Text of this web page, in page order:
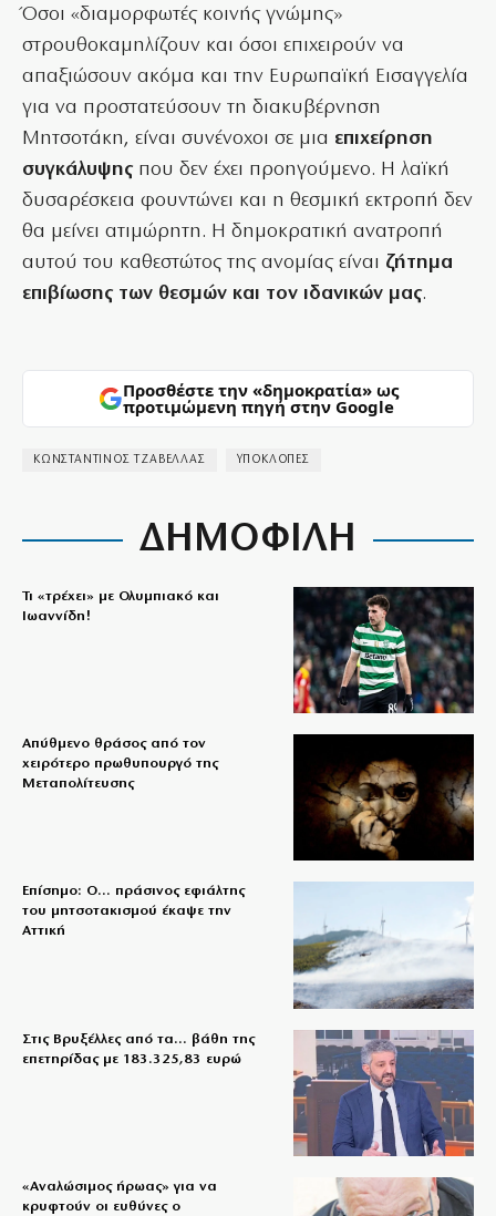
Όσοι «διαμορφωτές κοινής γνώμης»
στρουθοκαμηλίζουν και όσοι επιχειρούν να
απαξιώσουν ακόμα και την Ευρωπαϊκή Εισαγγελία
για να προστατεύσουν τη διακυβέρνηση
Μητσοτάκη, είναι συνένοχοι σε μια επιχείρηση
συγκάλυψης που δεν έχει προηγούμενο. Η λαϊκή
δυσαρέσκεια φουντώνει και η θεσμική εκτροπή δεν
θα μείνει ατιμώρητη. Η δημοκρατική ανατροπή
αυτού του καθεστώτος της ανομίας είναι ζήτημα
επιβίωσης των θεσμών και τον ιδανικών μας.
Προσθέστε την «δημοκρατία» ως
προτιμώμενη πηγή στην Google
ΚΩΝΣΤΑΝΤΙΝΟΣ ΤΖΑΒΕΛΛΑΣ ΥΠΟΚΛΟΠΕΣ
ΔΗΜΟΦΙΛΗ
Τι «τρέχει» με Ολυμπιακό και
Ιωαννίδη!
Απύθμενο θράσος από τον
χειρότερο πρωθυπουργό της
Μεταπολίτευσης
Επίσημο: Ο… πράσινος εφιάλτης
του μητσοτακισμού έκαψε την
Αττική
Στις Βρυξέλλες από τα… βάθη της
επετηρίδας με 183.325,83 ευρώ
«Aναλώσιμος ήρωας» για να
κρυφτούν οι ευθύνες ο